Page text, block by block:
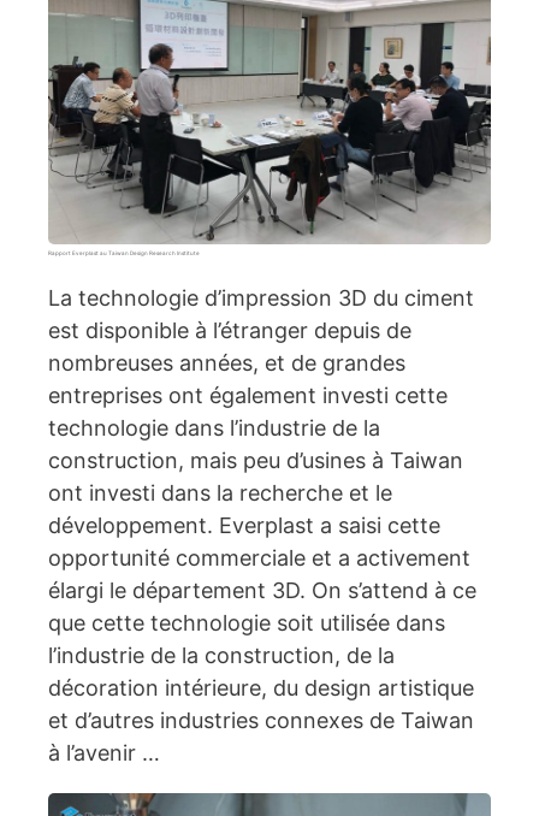
Rapport Everplast au Taiwan Design Research Institute
La technologie d’impression 3D du ciment
est disponible à l’étranger depuis de
nombreuses années, et de grandes
entreprises ont également investi cette
technologie dans l’industrie de la
construction, mais peu d’usines à Taiwan
ont investi dans la recherche et le
développement. Everplast a saisi cette
opportunité commerciale et a activement
élargi le département 3D. On s’attend à ce
que cette technologie soit utilisée dans
l’industrie de la construction, de la
décoration intérieure, du design artistique
et d’autres industries connexes de Taiwan
à l’avenir …